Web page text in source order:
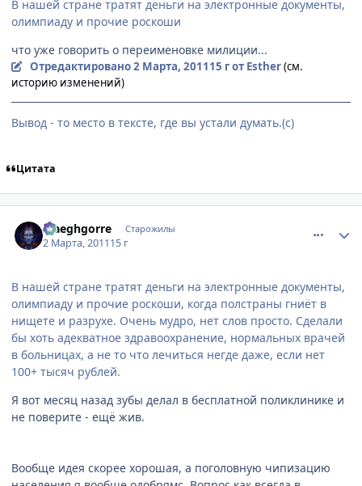
В нашей стране тратят деньги на электронные документы,
олимпиаду и прочие роскоши
что уже говорить о переименовке милиции...
Отредактировано2 Марта, 201115 гот Esther(см.
историю изменений)
Вывод - то место в тексте, где вы устали думать.(с)
Цитата
Maeghgorre Старожилы
2 Марта, 201115 г
В нашей стране тратят деньги на электронные документы,
олимпиаду и прочие роскоши, когда полстраны гниёт в
нищете и разрухе. Очень мудро, нет слов просто. Сделали
бы хоть адекватное здравоохранение, нормальных врачей
в больницах, а не то что лечиться негде даже, если нет
100+ тысяч рублей.
Я вот месяц назад зубы делал в бесплатной поликлинике и
не поверите - ещё жив.
Вообще идея скорее хорошая, а поголовную чипизацию